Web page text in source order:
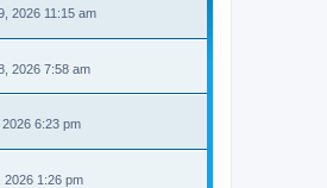
2026 11:15 am
2026 7:58 am
6:23 pm
1:26 pm